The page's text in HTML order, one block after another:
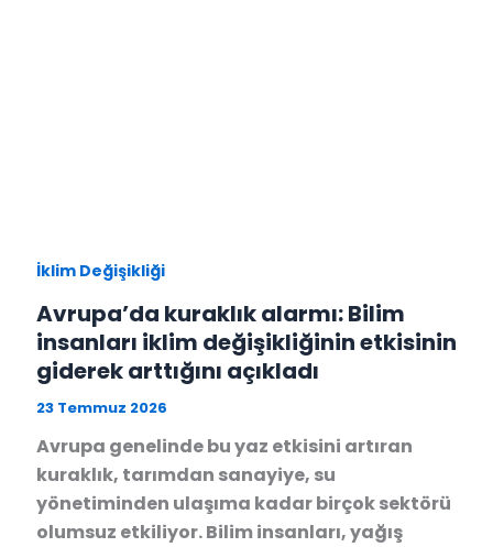
İklim Değişikliği
Avrupa’da kuraklık alarmı: Bilim
insanları iklim değişikliğinin etkisinin
giderek arttığını açıkladı
23 Temmuz 2026
Avrupa genelinde bu yaz etkisini artıran
kuraklık, tarımdan sanayiye, su
yönetiminden ulaşıma kadar birçok sektörü
olumsuz etkiliyor. Bilim insanları, yağış